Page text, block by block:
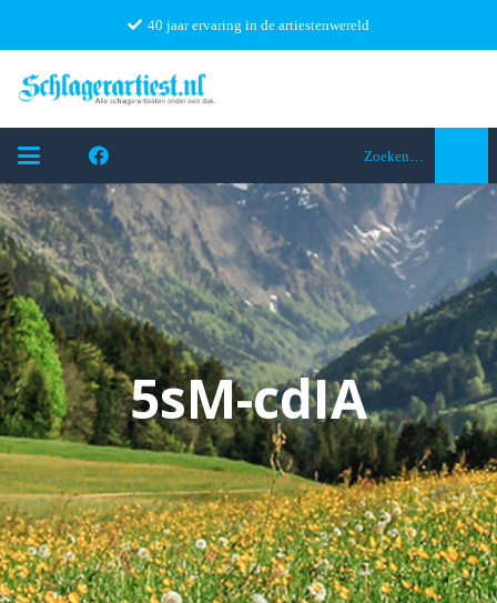
40 jaar ervaring in de artiestenwereld
Zoeken…
5sM-cdIA